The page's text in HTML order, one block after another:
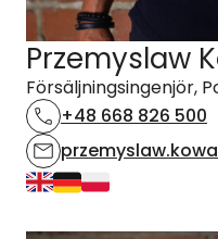
Przemyslaw
Försäljningsingenjör,
+48 668 826 500